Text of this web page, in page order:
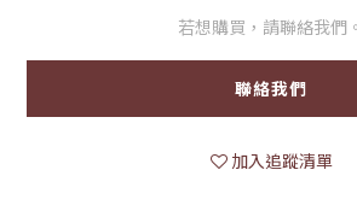
若想購買，請聯絡我們。
聯絡我們
加入追蹤清單